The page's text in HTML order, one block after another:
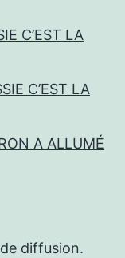
C’EST LA
C’EST LA
A ALLUMÉ
diffusion.